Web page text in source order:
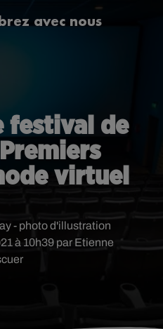
avec nous
festival de
virtuel
à 10h39 par Etienne
- photo d'illustration